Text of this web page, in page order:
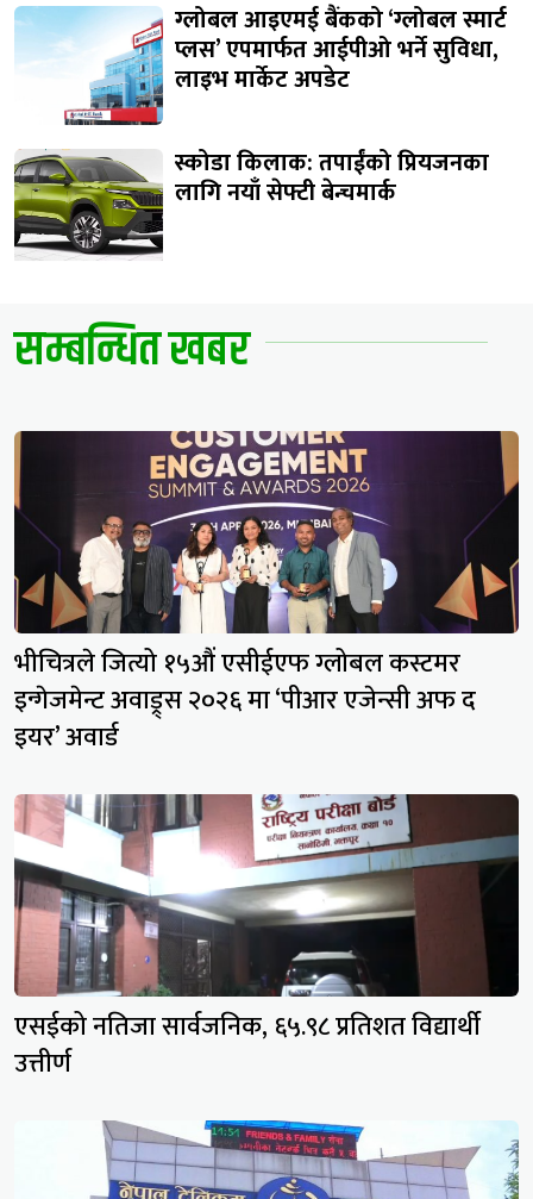
ग्लोबल आइएमई बैंकको ‘ग्लोबल स्मार्ट
प्लस’ एपमार्फत आईपीओ भर्ने सुविधा,
लाइभ मार्केट अपडेट
स्कोडा किलाक: तपाईंको प्रियजनका
लागि नयाँ सेफ्टी बेन्चमार्क
सम्बन्धित खबर
भीचित्रले जित्यो १५औं एसीईएफ ग्लोबल कस्टमर
इन्गेजमेन्ट अवाड्र्स २०२६ मा ‘पीआर एजेन्सी अफ द
इयर’ अवार्ड
एसईको नतिजा सार्वजनिक, ६५.९८ प्रतिशत विद्यार्थी
उत्तीर्ण